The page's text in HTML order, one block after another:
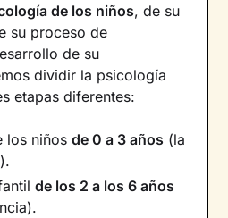
de los niños, de su
su proceso de
de su
dividir la psicología
etapas diferentes:
los niñosde 0 a 3 años (la
de los 2 a los 6 años